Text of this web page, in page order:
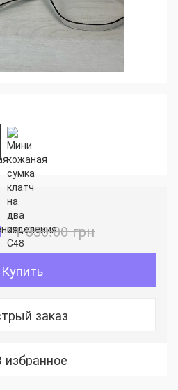
1 350.00 грн
Купить
заказ
избранное